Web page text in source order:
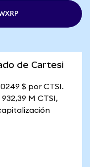
de Cartesi
$ por CTSI.
M CTSI,